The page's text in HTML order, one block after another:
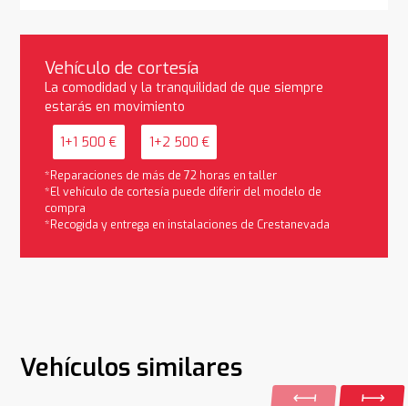
Vehículo de cortesía
La comodidad y la tranquilidad de que siempre
estarás en movimiento
1+1 500 € 1+2 500 €
*Reparaciones de más de 72 horas en taller
*El vehículo de cortesía puede diferir del modelo de
compra
*Recogida y entrega en instalaciones de Crestanevada
Vehículos similares